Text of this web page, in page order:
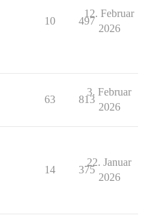
10 497
12. Februar
2026
63 813
3. Februar
2026
14 375
22. Januar
2026